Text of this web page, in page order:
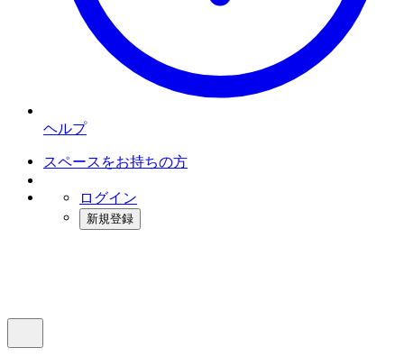
ヘルプ
スペースをお持ちの方
ログイン
新規登録